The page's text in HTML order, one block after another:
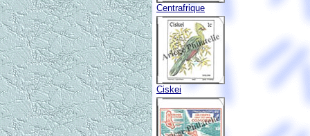
Centrafrique
Ciskei